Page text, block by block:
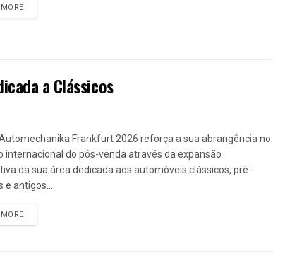
DETAILS
a Clássicos
Frankfurt 2026 reforça a sua abrangência no
internacional do pós-venda através da expansão
da sua área dedicada aos automóveis clássicos, pré-
e antigos....
DETAILS